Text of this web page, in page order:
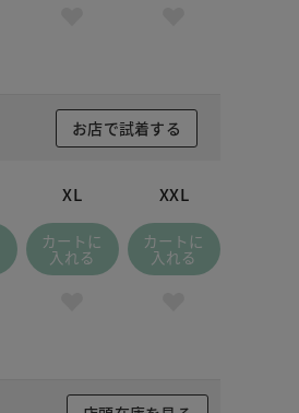
お店で試着する
XL
カートに
入れる
XXL
カートに
入れる